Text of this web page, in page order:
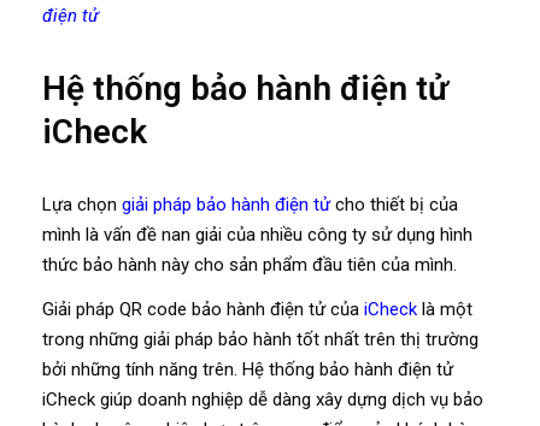
điện tử
Hệ thống bảo hành điện tử
iCheck
Lựa chọn giải pháp bảo hành điện tửcho thiết bị của
mình là vấn đề nan giải của nhiều công ty sử dụng hình
thức bảo hành này cho sản phẩm đầu tiên của mình.
Giải pháp QR code bảo hành điện tử của iCheck là một
trong những giải pháp bảo hành tốt nhất trên thị trường
bởi những tính năng trên. Hệ thống bảo hành điện tử
iCheck giúp doanh nghiệp dễ dàng xây dựng dịch vụ bảo